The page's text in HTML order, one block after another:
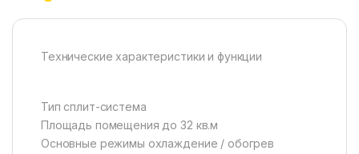
Технические характеристики и функции
Тип сплит-система
Площадь помещения до 32 кв.м
Основные режимы охлаждение / обогрев